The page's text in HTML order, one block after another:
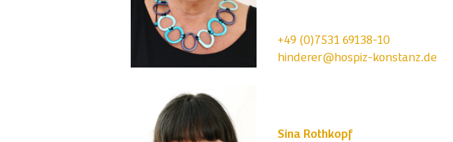
+49 (0)7531 69138-10
hinderer@hospiz-konstanz.de
Sina Rothkopf